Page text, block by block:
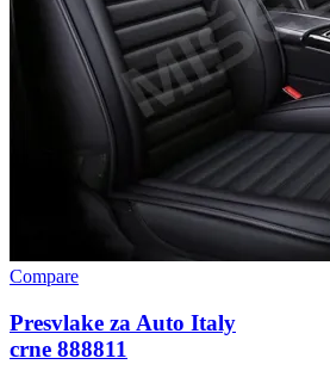
Compare
Presvlake za Auto Italy
crne 888811